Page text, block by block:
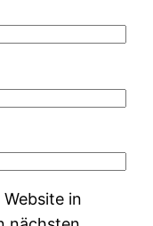
in